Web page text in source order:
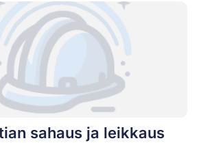
sahaus ja leikkaus